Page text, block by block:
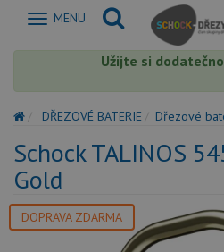
Zobrazit
MENU
Užijte si
DŘEZOVÉ BATERIE Dřezové
Schock TALINOS
Gold
DOPRAVA ZDARMA